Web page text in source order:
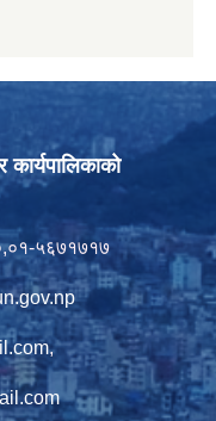
कार्यपालिकाको
५६७१७१७
,